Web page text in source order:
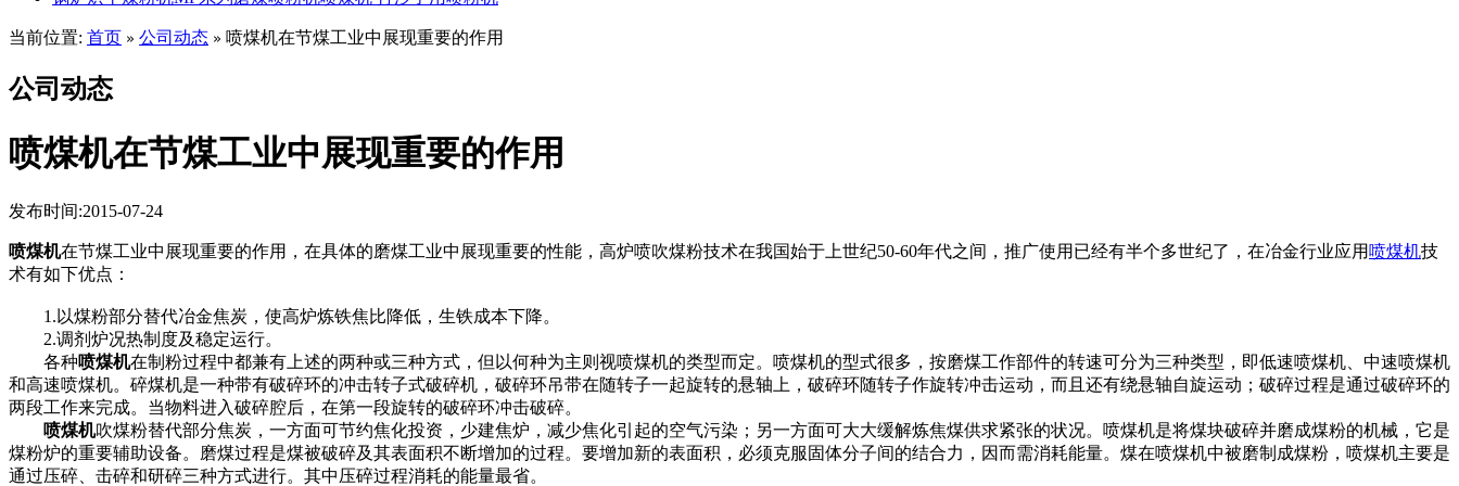
当前位置: 首页 » 公司动态 » 喷煤机在节煤工业中展现重要的作用
公司动态
喷煤机在节煤工业中展现重要的作用
发布时间:2015-07-24
喷煤机在节煤工业中展现重要的作用，在具体的磨煤工业中展现重要的性能，高炉喷吹煤粉技术在我国始于上世纪50-60年代之间，推广使用已经有半个多世纪了，在冶金行业应用 喷煤机技
术有如下优点：
1.以煤粉部分替代冶金焦炭，使高炉炼铁焦比降低，生铁成本下降。
2.调剂炉况热制度及稳定运行。
各种喷煤机在制粉过程中都兼有上述的两种或三种方式，但以何种为主则视喷煤机的类型而定。喷煤机的型式很多，按磨煤工作部件的转速可分为三种类型，即低速喷煤机、中速喷煤机
和高速喷煤机。碎煤机是一种带有破碎环的冲击转子式破碎机，破碎环吊带在随转子一起旋转的悬轴上，破碎环随转子作旋转冲击运动，而且还有绕悬轴自旋运动；破碎过程是通过破碎环的
两段工作来完成。当物料进入破碎腔后，在第一段旋转的破碎环冲击破碎。
喷煤机吹煤粉替代部分焦炭，一方面可节约焦化投资，少建焦炉，减少焦化引起的空气污染；另一方面可大大缓解炼焦煤供求紧张的状况。喷煤机是将煤块破碎并磨成煤粉的机械，它是
煤粉炉的重要辅助设备。磨煤过程是煤被破碎及其表面积不断增加的过程。要增加新的表面积，必须克服固体分子间的结合力，因而需消耗能量。煤在喷煤机中被磨制成煤粉，喷煤机主要是
通过压碎、击碎和研碎三种方式进行。其中压碎过程消耗的能量最省。